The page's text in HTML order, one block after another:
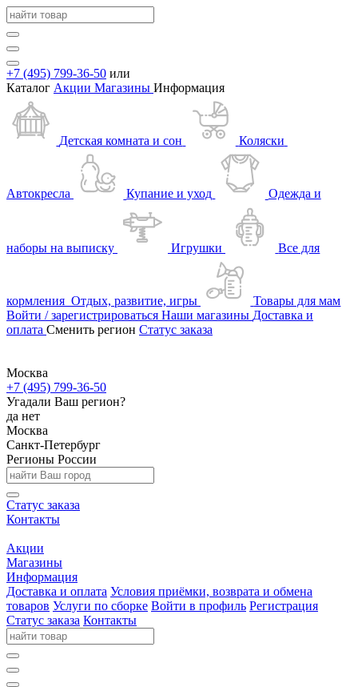
+7 (495) 799-36-50 или
Каталог Акции Магазины Информация
Детская комната и сон Коляски
Автокресла Купание и уход Одежда и
наборы на выписку Игрушки Все для
кормления Отдых, развитие, игры
Товары для мам
Войти / зарегистрироваться Наши магазины Доставка и
оплата Сменить регион Статус заказа
Москва
+7 (495) 799-36-50
Угадали Ваш регион?
да нет
Москва
Санкт-Петербург
Регионы России
Статус заказа
Контакты
Акции
Магазины
Информация
Доставка и оплата Условия приёмки, возврата и обмена
товаров Услуги по сборке Войти в профиль Регистрация
Статус заказа Контакты